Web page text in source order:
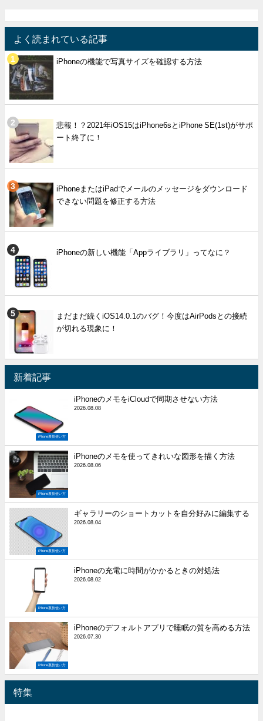
よく読まれている記事
iPhoneの機能で写真サイズを確認する方法
悲報！？2021年iOS15はiPhone6sとiPhone SE(1st)がサポ
ート終了に！
iPhoneまたはiPadでメールのメッセージをダウンロード
できない問題を修正する方法
iPhoneの新しい機能「Appライブラリ」ってなに？
まだまだ続くiOS14.0.1のバグ！今度はAirPodsとの接続
が切れる現象に！
新着記事
iPhone裏技使い方
iPhoneのメモをiCloudで同期させない方法
2026.08.08
iPhone裏技使い方
iPhoneのメモを使ってきれいな図形を描く方法
2026.08.06
iPhone裏技使い方
ギャラリーのショートカットを自分好みに編集する
2026.08.04
iPhone裏技使い方
iPhoneの充電に時間がかかるときの対処法
2026.08.02
iPhone裏技使い方
iPhoneのデフォルトアプリで睡眠の質を高める方法
2026.07.30
特集